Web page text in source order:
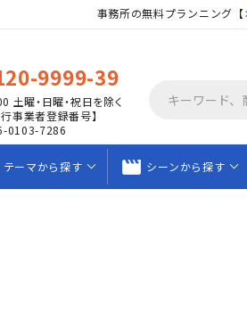
事務所の無料プランニング【
9999-39
土曜・日曜・祝日を除く
事業者登録番号】
0103-7286
テーマから探す movie_creation シーンから探す